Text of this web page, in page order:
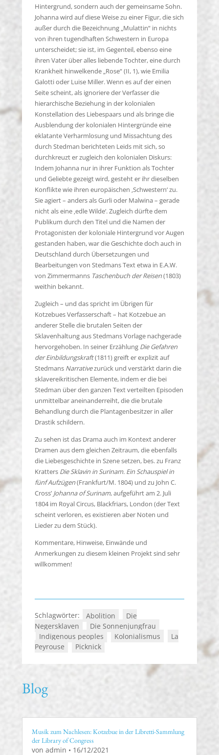
Hintergrund, sondern auch der gemeinsame Sohn.
Johanna wird auf diese Weise zu einer Figur, die sich
außer durch die Bezeichnung „Mulattin“ in nichts
von ihren tugendhaften Schwestern in Europa
unterscheidet; sie ist, im Gegenteil, ebenso eine
ihren Vater über alles liebende Tochter, eine durch
Krankheit hinwelkende „Rose“ (II, 1), wie Emilia
Galotti oder Luise Miller. Wenn es auf der einen
Seite scheint, als ignoriere der Verfasser die
hierarchische Beziehung in der kolonialen
Konstellation des Liebespaars und als bringe die
Ausblendung der kolonialen Hintergründe eine
eklatante Verharmlosung und Missachtung des
durch Stedman berichteten Leids mit sich, so
durchkreuzt er zugleich den kolonialen Diskurs:
Indem Johanna nur in ihrer Funktion als Tochter
und Geliebte gezeigt wird, gesteht er ihr dieselben
Konflikte wie ihren europäischen ‚Schwestern‘ zu.
Sie agiert – anders als Gurli oder Malwina – gerade
nicht als eine ‚edle Wilde‘. Zugleich dürfte dem
Publikum durch den Titel und die Namen der
Protagonisten der koloniale Hintergrund vor Augen
gestanden haben, war die Geschichte doch auch in
Deutschland durch Übersetzungen und
Bearbeitungen von Stedmans Text etwa in E.A.W.
von Zimmermanns Taschenbuch der Reisen(1803)
weithin bekannt.
Zugleich – und das spricht im Übrigen für
Kotzebues Verfasserschaft – hat Kotzebue an
anderer Stelle die brutalen Seiten der
Sklavenhaltung aus Stedmans Vorlage nachgerade
hervorgehoben. In seiner Erzählung Die Gefahren
der Einbildungskraft(1811) greift er explizit auf
Stedmans Narrativezurück und verstärkt darin die
sklavereikritischen Elemente, indem er die bei
Stedman über den ganzen Text verteilten Episoden
unmittelbar aneinanderreiht, die die brutale
Behandlung durch die Plantagenbesitzer in aller
Drastik schildern.
Zu sehen ist das Drama auch im Kontext anderer
Dramen aus dem gleichen Zeitraum, die ebenfalls
die Liebesgeschichte in Szene setzen, bes. zu Franz
Kratters Die Sklavin in Surinam. Ein Schauspiel in
fünf Aufzügen(Frankfurt/M. 1804) und zu John C.
Cross’ Johanna of Surinam, aufgeführt am 2. Juli
1804 im Royal Circus, Blackfriars, London (der Text
scheint verloren, es existieren aber Noten und
Lieder zu dem Stück).
Kommentare, Hinweise, Einwände und
Anmerkungen zu diesem kleinen Projekt sind sehr
willkommen!
Schlagwörter: Abolition
Die
Negersklaven
Die Sonnenjungfrau
Indigenous peoples
Kolonialismus
La
Peyrouse
Picknick
Blog
Musik zum Nachlesen: Kotzebue in der Libretti-Sammlung
der Library of Congress
von admin • 16/12/2021